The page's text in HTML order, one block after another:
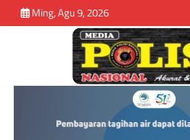
Ming, Agu 9, 2026